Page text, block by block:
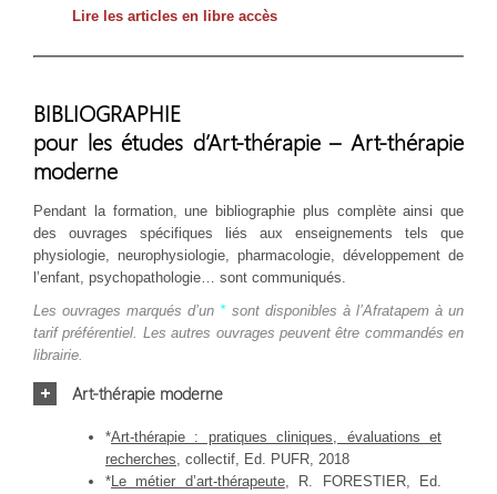
Lire les articles en libre accès
BIBLIOGRAPHIE
pour les études d’Art-thérapie – Art-thérapie
moderne
Pendant la formation, une bibliographie plus complète ainsi que
des ouvrages spécifiques liés aux enseignements tels que
physiologie, neurophysiologie, pharmacologie, développement de
l’enfant, psychopathologie… sont communiqués.
Les ouvrages marqués d’un * sont disponibles à l’Afratapem à un
tarif préférentiel. Les autres ouvrages peuvent être commandés en
librairie.
Art-thérapie moderne
*Art-thérapie : pratiques cliniques, évaluations et
recherches, collectif, Ed. PUFR, 2018
*Le métier d’art-thérapeute, R. FORESTIER, Ed.